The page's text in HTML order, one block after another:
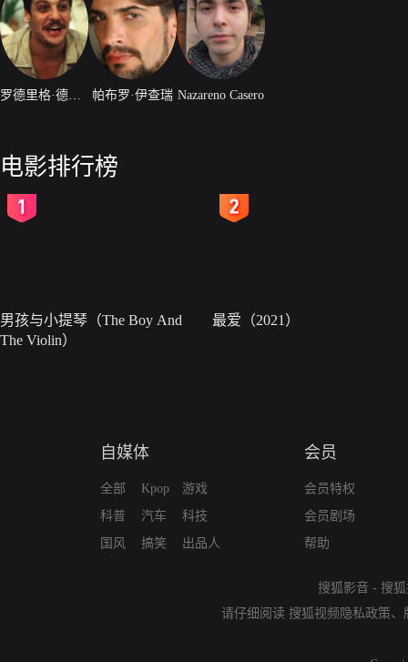
帕布罗·伊查瑞 Nazareno Casero
电影排行榜
男孩与小提琴（The Boy And
The Violin）
最爱（2021）
自媒体
全部
科普
国风
Kpop
汽车
搞笑
游戏
科技
出品人
会员
会员特权
会员剧场
帮助
搜狐影音 - 搜
请仔细阅读 搜狐视频隐私政策、